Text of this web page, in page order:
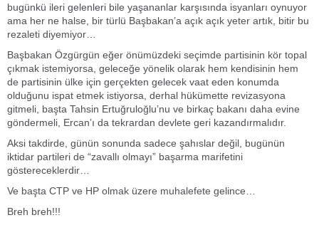
bugünkü ileri gelenleri bile yaşananlar karşısında isyanları oynuyor
ama her ne halse, bir türlü Başbakan’a açık açık yeter artık, bitir bu
rezaleti diyemiyor…
Başbakan Özgürgün eğer önümüzdeki seçimde partisinin kör topal
çıkmak istemiyorsa, geleceğe yönelik olarak hem kendisinin hem
de partisinin ülke için gerçekten gelecek vaat eden konumda
olduğunu ispat etmek istiyorsa, derhal hükümette revizasyona
gitmeli, başta Tahsin Ertuğruloğlu’nu ve birkaç bakanı daha evine
göndermeli, Ercan’ı da tekrardan devlete geri kazandırmalıdır.
Aksi takdirde, günün sonunda sadece şahıslar değil, bugünün
iktidar partileri de “zavallı olmayı” başarma marifetini
göstereceklerdir…
Ve başta CTP ve HP olmak üzere muhalefete gelince…
Breh breh!!!